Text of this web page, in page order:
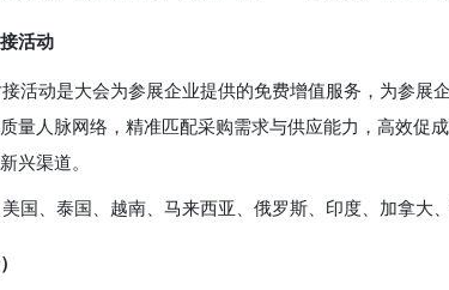
活动
活动是大会为参展企业提供的免费增值服务，为参展
量人脉网络，精准匹配采购需求与供应能力，高效促
兴渠道。
国、泰国、越南、马来西亚、俄罗斯、印度、加拿大